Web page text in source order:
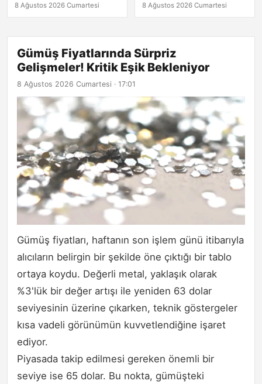
Ağustos!
8 Ağustos 2026 Cumartesi 8 Ağustos 2026 Cumartesi
Gümüş Fiyatlarında Sürpriz
Gelişmeler! Kritik Eşik Bekleniyor
8 Ağustos 2026 Cumartesi · 17:01
Gümüş fiyatları, haftanın son işlem günü itibarıyla
alıcıların belirgin bir şekilde öne çıktığı bir tablo
ortaya koydu. Değerli metal, yaklaşık olarak
%3'lük bir değer artışı ile yeniden 63 dolar
seviyesinin üzerine çıkarken, teknik göstergeler
kısa vadeli görünümün kuvvetlendiğine işaret
ediyor.
Piyasada takip edilmesi gereken önemli bir
seviye ise 65 dolar. Bu nokta, gümüşteki